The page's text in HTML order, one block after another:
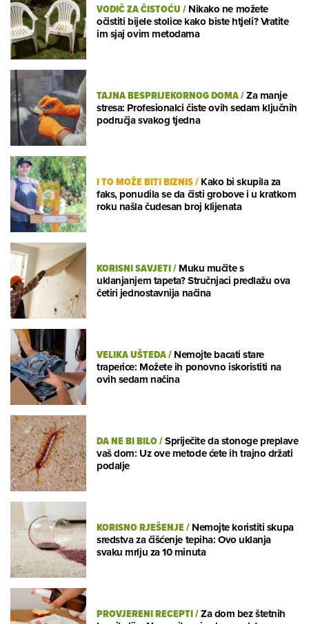
VODIČ ZA ČISTOĆU/Nikako ne možete
očistiti bijele stolice kako biste htjeli? Vratite
im sjaj ovim metodama
TAJNA BESPRIJEKORNOG DOMA/Za manje
stresa: Profesionalci čiste ovih sedam ključnih
područja svakog tjedna
I TO MOŽE BITI BIZNIS/Kako bi skupila za
faks, ponudila se da čisti grobove i u kratkom
roku našla čudesan broj klijenata
KORISNI SAVJETI/Muku mučite s
uklanjanjem tapeta? Stručnjaci predlažu ova
četiri jednostavnija načina
VELIKA UŠTEDA/Nemojte bacati stare
traperice: Možete ih ponovno iskoristiti na
ovih sedam načina
DA NE BI BILO/Spriječite da stonoge preplave
vaš dom: Uz ove metode ćete ih trajno držati
podalje
KORISNO RJEŠENJE/Nemojte koristiti skupa
sredstva za čišćenje tepiha: Ovo uklanja
svaku mrlju za 10 minuta
PROVJERENI RECEPTI/Za dom bez štetnih